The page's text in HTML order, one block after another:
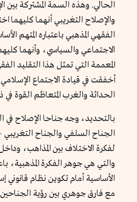
الحالي. وهذه السمة المشتركة بين
والإصلاح التغريبي أنهما كليهما
الفقهي المذهبي باعتباره المتهم
الاجتماعي والسياسي، وأنهما
المعممة التي تمثل هذا التقليد
أخفقت في قيادة الاجتماع
الحداثة والغرب المتعاظم القوة
بالتحديد، وجه جناحا الإصلاح في
الجناح السلفي والجناح التغريبي
لفكرة الاختلاف بين المذاهب،
والتي هي جوهر الفكرة المذهبية،
الأساسية أمام تكوين نظام
مع فارق جوهري بين رؤية الجناحين